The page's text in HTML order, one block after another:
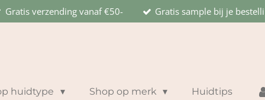
Gratis verzending vanaf €50- Gratis sample bij je
huidtype Shop op merk Huidtips